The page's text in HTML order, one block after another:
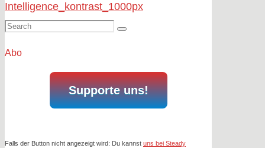
Search
Search
Abo
Supporte uns!
Falls der Button nicht angezeigt wird: Du kannst uns bei Steady